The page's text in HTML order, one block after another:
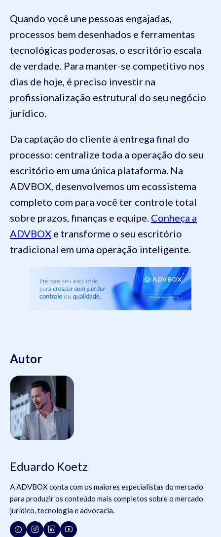
Quando você une pessoas engajadas,
processos bem desenhados e ferramentas
tecnológicas poderosas, o escritório escala
de verdade. Para manter-se competitivo nos
dias de hoje, é preciso investir na
profissionalização estrutural do seu negócio
jurídico.
Da captação do cliente à entrega final do
processo: centralize toda a operação do seu
escritório em uma única plataforma. Na
ADVBOX, desenvolvemos um ecossistema
completo com para você ter controle total
sobre prazos, finanças e equipe. Conheça a
ADVBOX e transforme o seu escritório
tradicional em uma operação inteligente.
Autor
Eduardo Koetz
A ADVBOX conta com os maiores especialistas do mercado
para produzir os conteúdo mais completos sobre o mercado
jurídico, tecnologia e advocacia.